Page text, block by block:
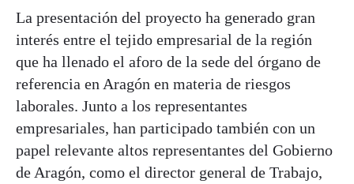
La presentación del proyecto ha generado gran
interés entre el tejido empresarial de la región
que ha llenado el aforo de la sede del órgano de
referencia en Aragón en materia de riesgos
laborales. Junto a los representantes
empresariales, han participado también con un
papel relevante altos representantes del Gobierno
de Aragón, como el director general de Trabajo,